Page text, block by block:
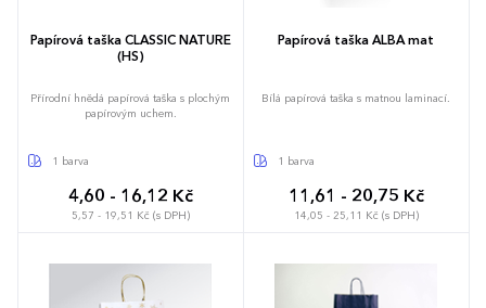
Papírová taška CLASSIC NATURE
(HS)
Přírodní hnědá papírová taška s plochým
papírovým uchem.
1 barva
4,60 - 16,12 Kč
5,57 - 19,51 Kč (s DPH)
Papírová taška ALBA mat
Bílá papírová taška s matnou laminací.
1 barva
11,61 - 20,75 Kč
14,05 - 25,11 Kč (s DPH)